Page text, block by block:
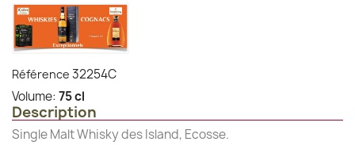
Référence 32254C
Volume: 75 cl
Description
Single Malt Whisky des Island, Ecosse.